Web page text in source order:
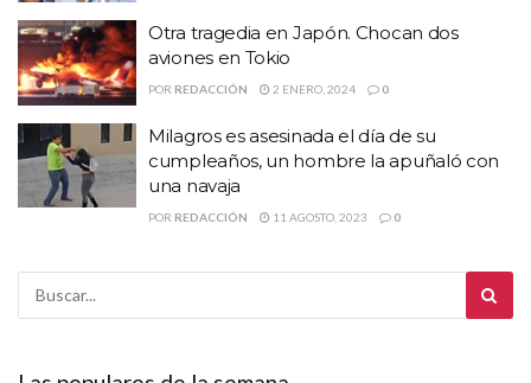
Otra tragedia en Japón. Chocan dos
aviones en Tokio
POR REDACCIÓN 2 ENERO, 2024 0
Milagros es asesinada el día de su
cumpleaños, un hombre la apuñaló con
una navaja
POR REDACCIÓN 11 AGOSTO, 2023 0